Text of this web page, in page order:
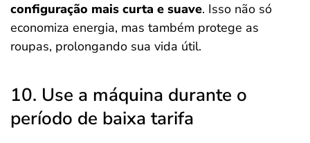
configuração mais curta e suave. Isso não só
economiza energia, mas também protege as
roupas, prolongando sua vida útil.
10. Use a máquina durante o
período de baixa tarifa